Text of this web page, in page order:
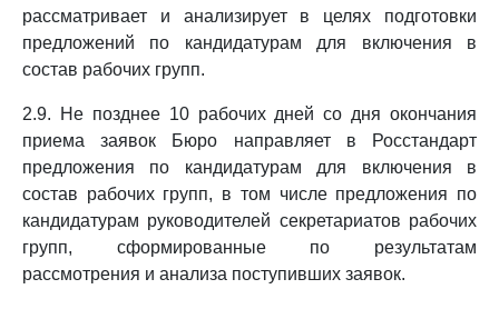
рассматривает и анализирует в целях подготовки
предложений по кандидатурам для включения в
состав рабочих групп.
2.9. Не позднее 10 рабочих дней со дня окончания
приема заявок Бюро направляет в Росстандарт
предложения по кандидатурам для включения в
состав рабочих групп, в том числе предложения по
кандидатурам руководителей секретариатов рабочих
групп, сформированные по результатам
рассмотрения и анализа поступивших заявок.